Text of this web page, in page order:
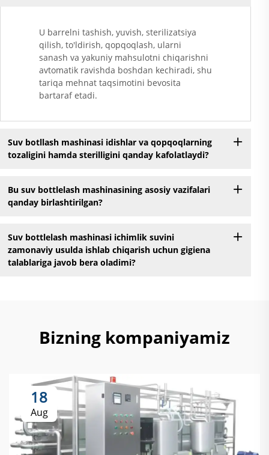
U barrelni tashish, yuvish, sterilizatsiya
qilish, to'ldirish, qopqoqlash, ularni
sanash va yakuniy mahsulotni chiqarishni
avtomatik ravishda boshdan kechiradi, shu
tariqa mehnat taqsimotini bevosita
bartaraf etadi.
Suv botllash mashinasi idishlar va qopqoqlarning
tozaligini hamda sterilligini qanday kafolatlaydi?
Bu suv bottlelash mashinasining asosiy vazifalari
qanday birlashtirilgan?
Suv bottlelash mashinasi ichimlik suvini
zamonaviy usulda ishlab chiqarish uchun gigiena
talablariga javob bera oladimi?
Bizning kompaniyamiz
18
Aug